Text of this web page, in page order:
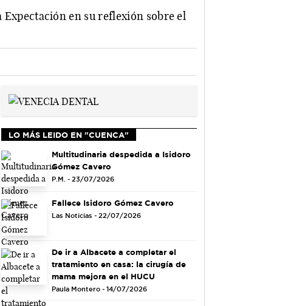
Expectación en su reflexión sobre el
LO MÁS LEIDO EN "CUENCA"
Multitudinaria despedida a Isidoro
Gómez Cavero
P.M. - 23/07/2026
Fallece Isidoro Gómez Cavero
Las Noticias - 22/07/2026
De ir a Albacete a completar el
tratamiento en casa: la cirugía de
mama mejora en el HUCU
Paula Montero - 14/07/2026